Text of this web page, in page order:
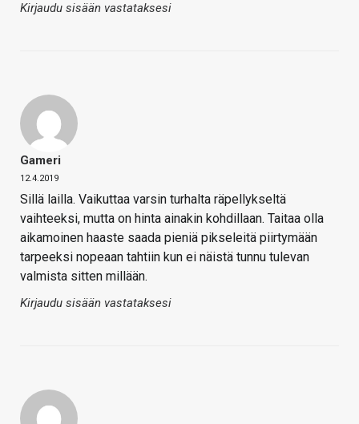
Kirjaudu sisään vastataksesi
Gameri
12.4.2019
Sillä lailla. Vaikuttaa varsin turhalta räpellykseltä
vaihteeksi, mutta on hinta ainakin kohdillaan. Taitaa olla
aikamoinen haaste saada pieniä pikseleitä piirtymään
tarpeeksi nopeaan tahtiin kun ei näistä tunnu tulevan
valmista sitten millään.
Kirjaudu sisään vastataksesi